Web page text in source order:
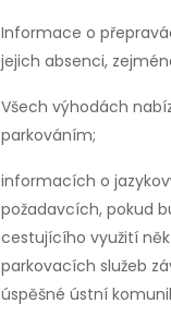
Informace o
jejich absenci,
Všech výhodách
parkováním;
informacích o
požadavcích, pokud
cestujícího využití
parkovacích služeb
úspěšné ústní